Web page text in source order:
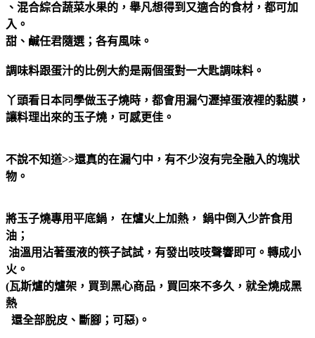
、混合綜合蔬菜水果的，舉凡想得到又適合的食材，都可加
入。
甜、鹹任君隨選；各有風味。
調味料跟蛋汁的比例大約是兩個蛋對一大匙調味料。
丫頭看日本同學做玉子燒時，都會用漏勺瀝掉蛋液裡的黏膜，
讓料理出來的玉子燒，可感更佳。
不說不知道>>還真的在漏勺中，有不少沒有完全融入的塊狀
物。
將玉子燒專用平底鍋， 在爐火上加熱， 鍋中倒入少許食用
油；
油溫用沾著蛋液的筷子試試，有發出吱吱聲響即可。轉成小
火。
(瓦斯爐的爐架，買到黑心商品，買回來不多久，就全燒成黑
熱
還全部脫皮、斷腳；可惡)。